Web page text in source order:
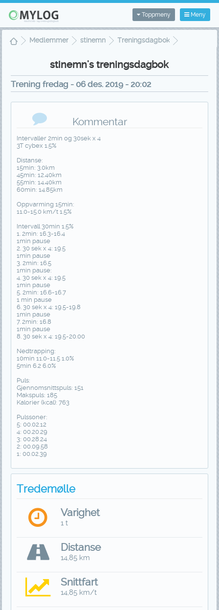
Meny
Toppmeny
Medlemmer stinemn
Treningsdagbok
stinemn's treningsdagbok
Trening fredag - 06 des. 2019 - 20:02
Kommentar
Intervaller 2min og 30sek x 4
3T cybex 1.5%
Distanse:
15min: 3.0km
45min: 12.40km
55min: 14.40km
60min: 14.85km
Oppvarming 15min:
11.0-15.0 km/t 1.5%
Intervall 30min 1.5%
1. 2min: 16.3-16.4
1min pause
2. 30 sek x 4: 19.5
1min pause
3. 2min: 16.5
1min pause:
4. 30 sek x 4: 19.5
1min pause
5. 2min: 16.6-16.7
1 min pause
6. 30 sek x 4: 19.5-19.8
1min pause
7. 2min: 16.8
1min pause
8. 30 sek x 4: 19.5-20.00
Nedtrapping:
10min 11.0-11.5 1.0%
5min 6.2 6.0%
Puls:
Gjennomsnittspuls: 151
Makspuls: 185
Kalorier (kcal): 763
Pulssoner:
5: 00.02.12
4: 00.20.29
3: 00.28.24
2: 00.09.58
1: 00.02.39
Tredemølle
Varighet
1 t
Distanse
14,85 km
Snittfart
14,85 km/t